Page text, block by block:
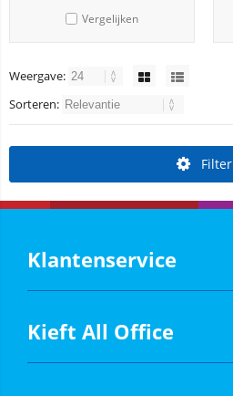
Vergelijken
Weergave:
Sorteren:
Filter
Klantenservice
Kieft All Office